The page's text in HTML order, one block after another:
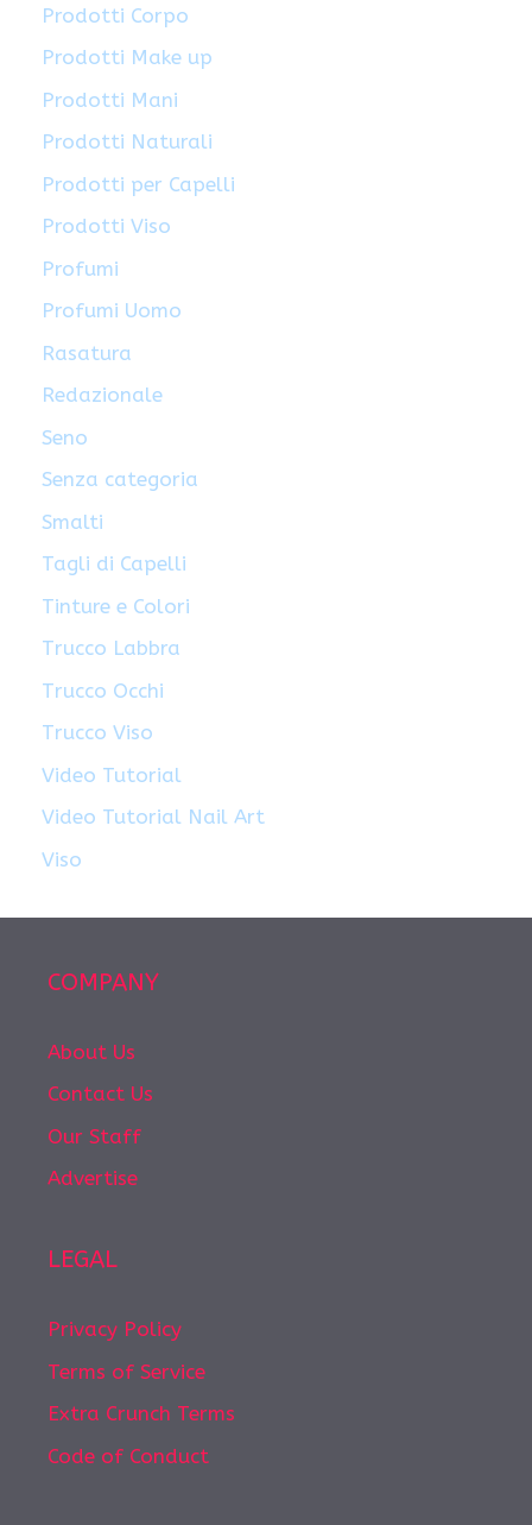
Prodotti Corpo
Prodotti Make up
Prodotti Mani
Prodotti Naturali
Prodotti per Capelli
Prodotti Viso
Profumi
Profumi Uomo
Rasatura
Redazionale
Seno
Senza categoria
Smalti
Tagli di Capelli
Tinture e Colori
Trucco Labbra
Trucco Occhi
Trucco Viso
Video Tutorial
Video Tutorial Nail Art
Viso
COMPANY
About Us
Contact Us
Our Staff
Advertise
LEGAL
Privacy Policy
Terms of Service
Extra Crunch Terms
Code of Conduct